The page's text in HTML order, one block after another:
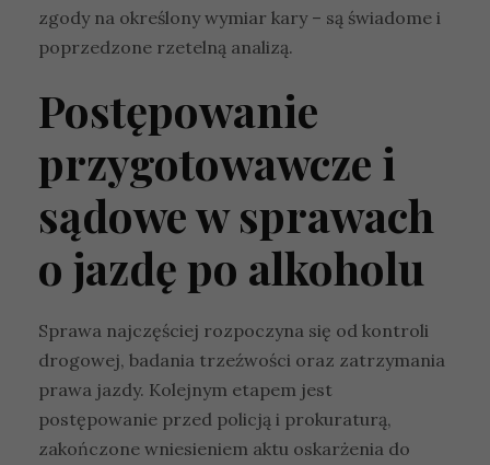
zgody na określony wymiar kary – są świadome i
poprzedzone rzetelną analizą.
Postępowanie
przygotowawcze i
sądowe w sprawach
o jazdę po alkoholu
Sprawa najczęściej rozpoczyna się od kontroli
drogowej, badania trzeźwości oraz zatrzymania
prawa jazdy. Kolejnym etapem jest
postępowanie przed policją i prokuraturą,
zakończone wniesieniem aktu oskarżenia do